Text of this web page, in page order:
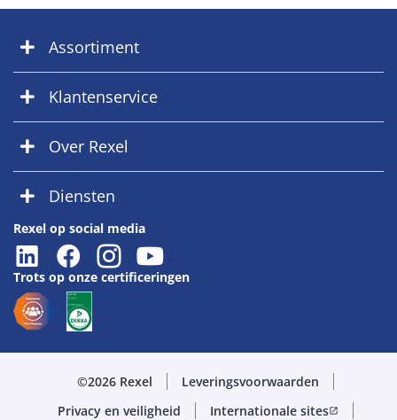
Assortiment
Klantenservice
Over Rexel
Diensten
Rexel op social media
Trots op onze certificeringen
©2026 Rexel
Leveringsvoorwaarden
Privacy en veiligheid
Internationale sitesopen_in_new